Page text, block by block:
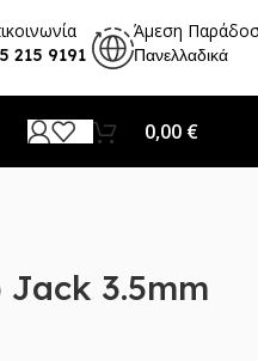
215 9191
Άμεση
Πανελλαδικά
0,00 €
Jack 3.5mm